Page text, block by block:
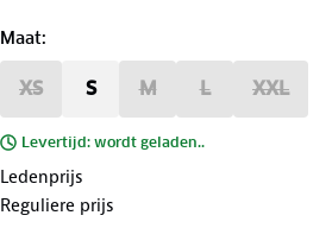
Maat:
XS S M L XXL
Levertijd: wordt geladen..
Ledenprijs
Reguliere prijs